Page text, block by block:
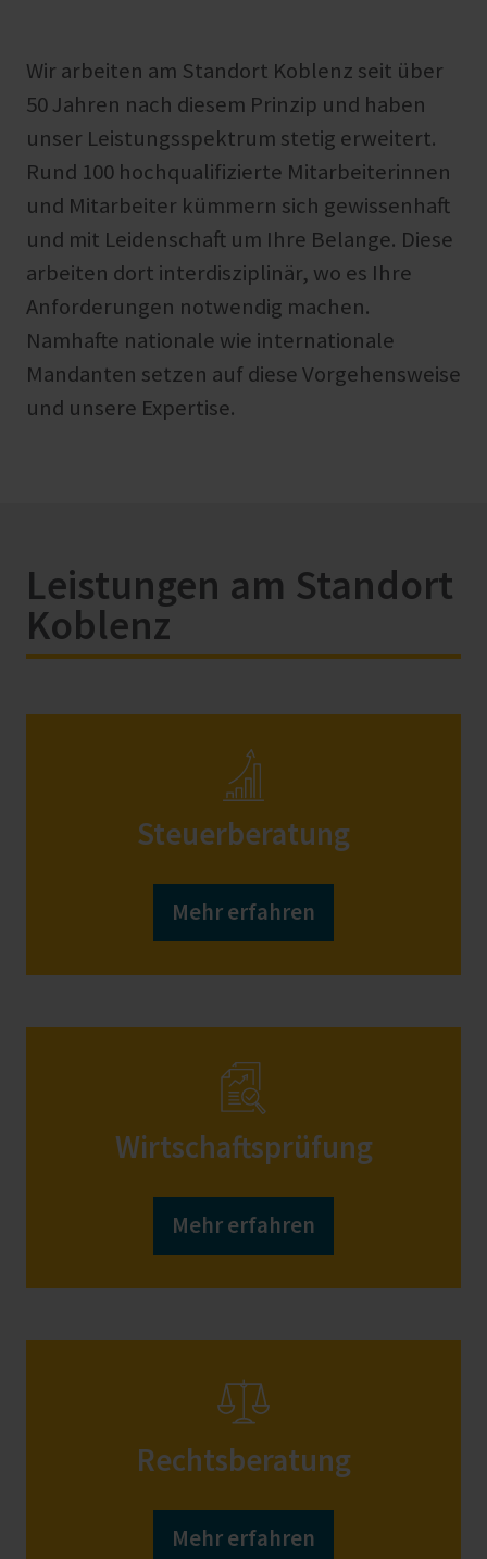
Wir arbeiten am Standort Koblenz seit über
50 Jahren nach diesem Prinzip und haben
unser Leistungsspektrum stetig erweitert.
Rund 100 hochqualifizierte Mitarbeiterinnen
und Mitarbeiter kümmern sich gewissenhaft
und mit Leidenschaft um Ihre Belange. Diese
arbeiten dort interdisziplinär, wo es Ihre
Anforderungen notwendig machen.
Namhafte nationale wie internationale
Mandanten setzen auf diese Vorgehensweise
und unsere Expertise.
Leistungen am Standort
Koblenz
Steuerberatung
Mehr erfahren
Wirtschaftsprüfung
Mehr erfahren
Rechtsberatung
Mehr erfahren